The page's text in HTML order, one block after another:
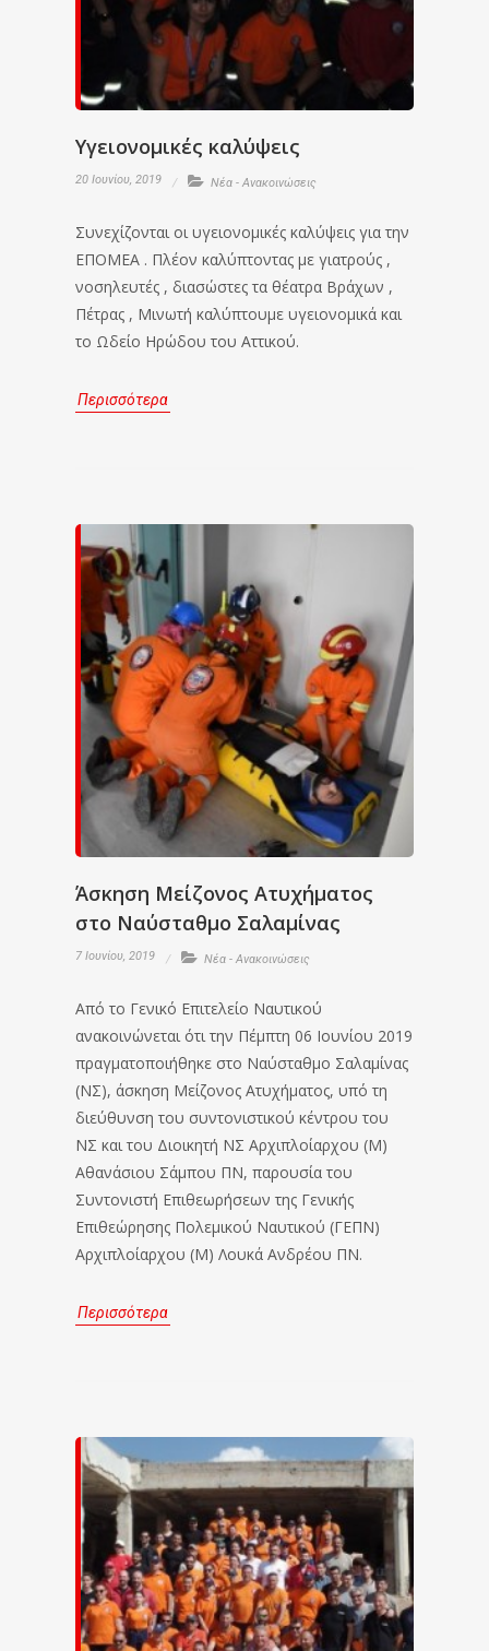
Υγειονομικές καλύψεις
20 Ιουνίου, 2019 Νέα - Ανακοινώσεις
Συνεχίζονται οι υγειονομικές καλύψεις για την
ΕΠΟΜΕΑ . Πλέον καλύπτοντας με γιατρούς ,
νοσηλευτές , διασώστες τα θέατρα Βράχων ,
Πέτρας , Μινωτή καλύπτουμε υγειονομικά και
το Ωδείο Ηρώδου του Αττικού.
Περισσότερα
Άσκηση Μείζονος Ατυχήματος
στο Ναύσταθμο Σαλαμίνας
7 Ιουνίου, 2019 Νέα - Ανακοινώσεις
Από το Γενικό Επιτελείο Ναυτικού
ανακοινώνεται ότι την Πέμπτη 06 Ιουνίου 2019
πραγματοποιήθηκε στο Ναύσταθμο Σαλαμίνας
(ΝΣ), άσκηση Μείζονος Ατυχήματος, υπό τη
διεύθυνση του συντονιστικού κέντρου του
ΝΣ και του Διοικητή ΝΣ Αρχιπλοίαρχου (Μ)
Αθανάσιου Σάμπου ΠΝ, παρουσία του
Συντονιστή Επιθεωρήσεων της Γενικής
Επιθεώρησης Πολεμικού Ναυτικού (ΓΕΠΝ)
Αρχιπλοίαρχου (Μ) Λουκά Ανδρέου ΠΝ.
Περισσότερα